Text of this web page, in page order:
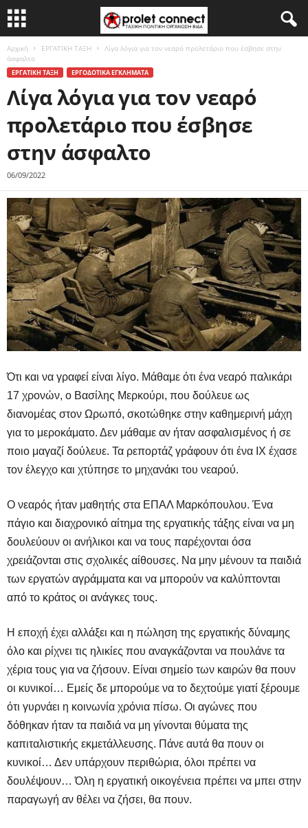
Αρχική ΕΡΓΑΤΙΚΗ ΤΑΞΗ
Λίγα λόγια για τον νεαρό προλετάριο που έσβησε στην
άσφαλτο
ΕΡΓΑΤΙΚΗ ΤΑΞΗ ΕΡΓΟΔΟΤΙΚΑ ΕΓΚΛΗΜΑΤΑ
Λίγα λόγια για τον νεαρό
προλετάριο που έσβησε
στην άσφαλτο
06/09/2022
Ότι και να γραφεί είναι λίγο. Μάθαμε ότι ένα νεαρό παλικάρι
17 χρονών, o Βασίλης Μερκούρι, που δούλευε ως
διανομέας στον Ωρωπό, σκοτώθηκε στην καθημερινή μάχη
για το μεροκάματο. Δεν μάθαμε αν ήταν ασφαλισμένος ή σε
ποιο μαγαζί δούλευε. Τα ρεπορτάζ γράφουν ότι ένα ΙΧ έχασε
τον έλεγχο και χτύπησε το μηχανάκι του νεαρού.
Ο νεαρός ήταν μαθητής στα ΕΠΑΛ Μαρκόπουλου. Ένα
πάγιο και διαχρονικό αίτημα της εργατικής τάξης είναι να μη
δουλεύουν οι ανήλικοι και να τους παρέχονται όσα
χρειάζονται στις σχολικές αίθουσες. Να μην μένουν τα παιδιά
των εργατών αγράμματα και να μπορούν να καλύπτονται
από το κράτος οι ανάγκες τους.
Η εποχή έχει αλλάξει και η πώληση της εργατικής δύναμης
όλο και ρίχνει τις ηλικίες που αναγκάζονται να πουλάνε τα
χέρια τους για να ζήσουν. Είναι σημείο των καιρών θα πουν
οι κυνικοί… Εμείς δε μπορούμε να το δεχτούμε γιατί ξέρουμε
ότι γυρνάει η κοινωνία χρόνια πίσω. Οι αγώνες που
δόθηκαν ήταν τα παιδιά να μη γίνονται θύματα της
καπιταλιστικής εκμετάλλευσης. Πάνε αυτά θα πουν οι
κυνικοί… Δεν υπάρχουν περιθώρια, όλοι πρέπει να
δουλέψουν… Όλη η εργατική οικογένεια πρέπει να μπει στην
παραγωγή αν θέλει να ζήσει, θα πουν.